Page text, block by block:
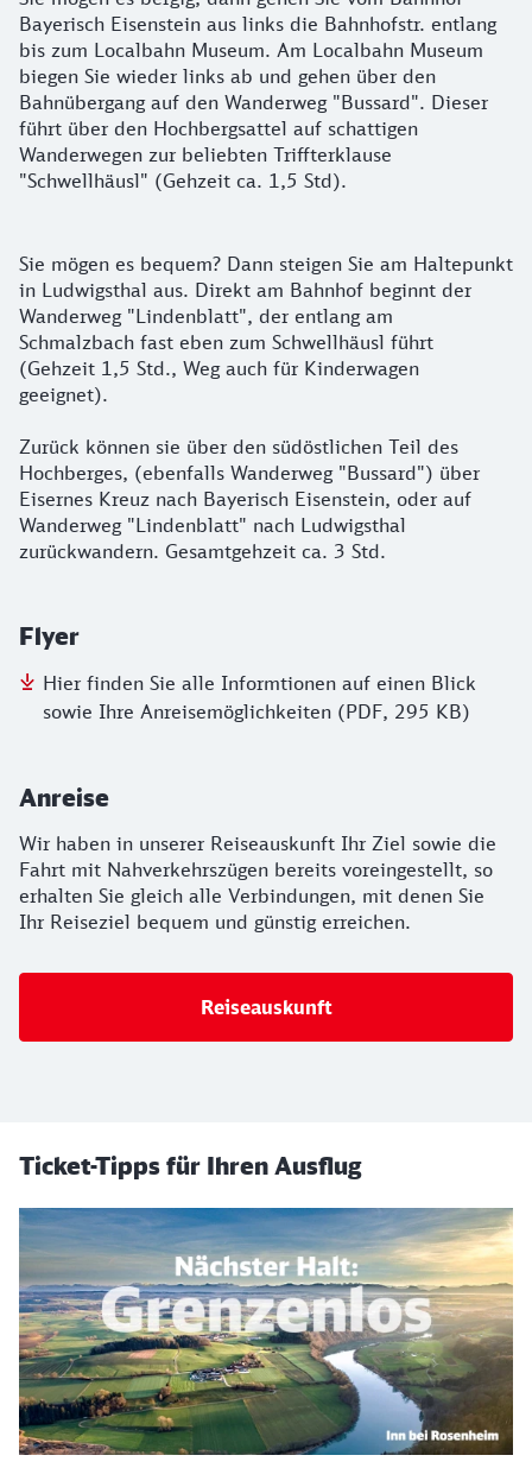
Bayerisch Eisenstein aus links die Bahnhofstr. entlang
bis zum Localbahn Museum. Am Localbahn Museum
biegen Sie wieder links ab und gehen über den
Bahnübergang auf den Wanderweg "Bussard". Dieser
führt über den Hochbergsattel auf schattigen
Wanderwegen zur beliebten Triffterklause
"Schwellhäusl" (Gehzeit ca. 1,5 Std).
Sie mögen es bequem? Dann steigen Sie am Haltepunkt
in Ludwigsthal aus. Direkt am Bahnhof beginnt der
Wanderweg "Lindenblatt", der entlang am
Schmalzbach fast eben zum Schwellhäusl führt
(Gehzeit 1,5 Std., Weg auch für Kinderwagen
geeignet).
Zurück können sie über den südöstlichen Teil des
Hochberges, (ebenfalls Wanderweg "Bussard") über
Eisernes Kreuz nach Bayerisch Eisenstein, oder auf
Wanderweg "Lindenblatt" nach Ludwigsthal
zurückwandern. Gesamtgehzeit ca. 3 Std.
Flyer
Hier finden Sie alle Informtionen auf einen Blick
sowie Ihre Anreisemöglichkeiten (PDF, 295 KB)
Anreise
Wir haben in unserer Reiseauskunft Ihr Ziel sowie die
Fahrt mit Nahverkehrszügen bereits voreingestellt, so
erhalten Sie gleich alle Verbindungen, mit denen Sie
Ihr Reiseziel bequem und günstig erreichen.
Reiseauskunft
Ticket-Tipps für Ihren Ausflug